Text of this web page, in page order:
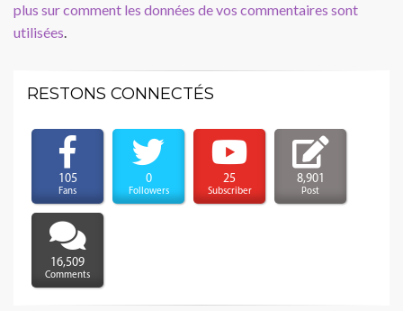
plus sur comment les données de vos commentaires sont
utilisées.
RESTONS CONNECTÉS
105
Fans
0
Followers
25
Subscriber
8,901
Post
16,509
Comments